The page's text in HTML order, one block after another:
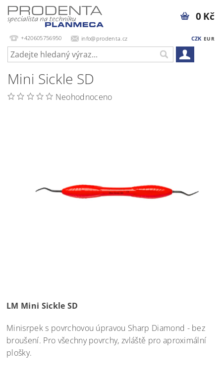
+420605756950 info@prodenta.cz CZK EUR
0 Kč
Mini Sickle SD
Neohodnoceno
LM Mini Sickle SD
Minisrpek s povrchovou úpravou Sharp Diamond - bez
broušení. Pro všechny povrchy, zvláště pro aproximální
plošky.